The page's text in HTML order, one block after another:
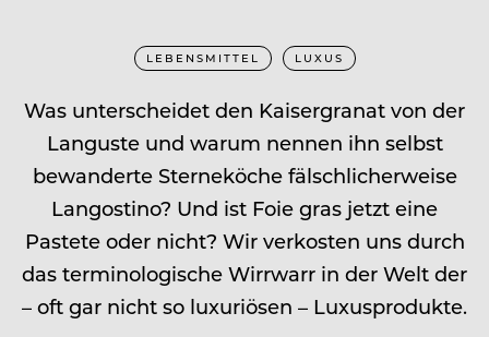
LEBENSMITTEL LUXUS
Was unterscheidet den Kaisergranat von der
Languste und warum nennen ihn selbst
bewanderte Sterneköche fälschlicherweise
Langostino? Und ist Foie gras jetzt eine
Pastete oder nicht? Wir verkosten uns durch
das terminologische Wirrwarr in der Welt der
– oft gar nicht so luxuriösen – Luxusprodukte.